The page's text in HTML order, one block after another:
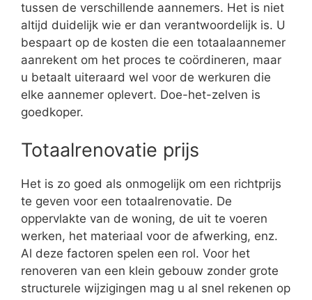
tussen de verschillende aannemers. Het is niet
altijd duidelijk wie er dan verantwoordelijk is. U
bespaart op de kosten die een totaalaannemer
aanrekent om het proces te coördineren, maar
u betaalt uiteraard wel voor de werkuren die
elke aannemer oplevert. Doe-het-zelven is
goedkoper.
Totaalrenovatie prijs
Het is zo goed als onmogelijk om een richtprijs
te geven voor een totaalrenovatie. De
oppervlakte van de woning, de uit te voeren
werken, het materiaal voor de afwerking, enz.
Al deze factoren spelen een rol. Voor het
renoveren van een klein gebouw zonder grote
structurele wijzigingen mag u al snel rekenen op